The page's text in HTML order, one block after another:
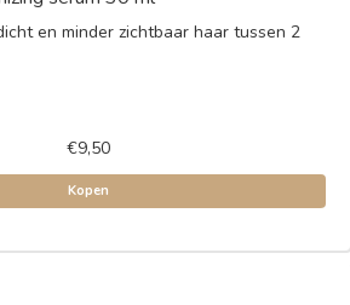
en minder zichtbaar haar tussen 2
€9,50
Kopen